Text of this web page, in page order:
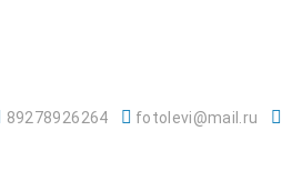
89278926264 fotolevi@mail.ru